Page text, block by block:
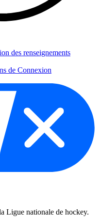
des renseignements
de Connexion
Ligue nationale de hockey.